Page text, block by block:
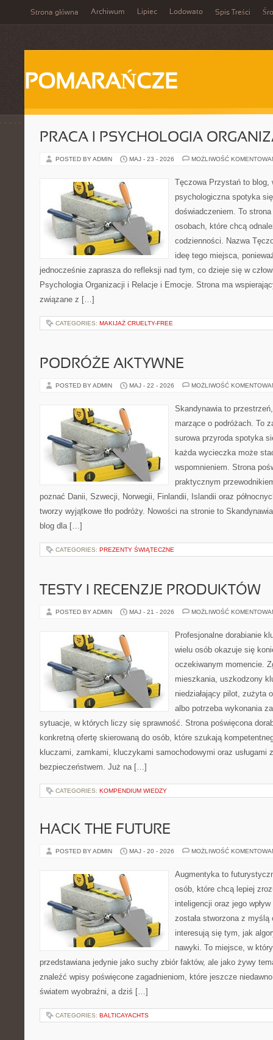
Strona główna Archiwum Lipiec Lodowato Spis Treści
POMARAŃCZE
PRACA I PSYCHOLOGIA
POSTED BY ADMIN MAJ - 23 - 2026 MOŻLIWOŚĆ
Tęczowa Przystań to blog,
psychologiczna spotyka
doświadczeniem. To
osobach, które chcą
codzienności. Nazwa
ideę tego miejsca,
jednocześnie zaprasza do refleksji nad tym, co dzieje się w
Psychologia Organizacji i Relacje i Emocje. Strona ma
związane z […]
CATEGORIES: MAKIJAŻ CRUELTY-FREE
PODRÓŻE AKTYWNE
POSTED BY ADMIN MAJ - 22 - 2026 MOŻLIWOŚĆ
Skandynawia to
marzące o podróżach. To
surowa przyroda spotyka
każda wycieczka może
wspomnieniem. Strona
praktycznym
poznać Danii, Szwecji, Norwegii, Finlandii, Islandii oraz
tworzy wyjątkowe tło podróży. Nowości na stronie to
blog dla […]
CATEGORIES: PREZENTY ŚWIĄTECZNE
TESTY I RECENZJE PRODUKTÓW
POSTED BY ADMIN MAJ - 21 - 2026 MOŻLIWOŚĆ
Profesjonalne dorabianie
wielu osób okazuje się
oczekiwanym momencie.
mieszkania, uszkodzony
niedziałający pilot, zużyta
albo potrzeba wykonania
sytuacje, w których liczy się sprawność. Strona poświęcona
konkretną ofertę skierowaną do osób, które szukają
kluczami, zamkami, kluczykami samochodowymi oraz usługami
bezpieczeństwem. Już na […]
CATEGORIES: KOMPENDIUM WIEDZY
HACK THE FUTURE
POSTED BY ADMIN MAJ - 20 - 2026 MOŻLIWOŚĆ
Augmentyka to
osób, które chcą lepiej
inteligencji oraz jego
została stworzona z
interesują się tym, jak
nawyki. To miejsce, w
przedstawiana jedynie jako suchy zbiór faktów, ale jako żywy
znaleźć wpisy poświęcone zagadnieniom, które jeszcze niedawno
światem wyobraźni, a dziś […]
CATEGORIES: BALTICAYACHTS